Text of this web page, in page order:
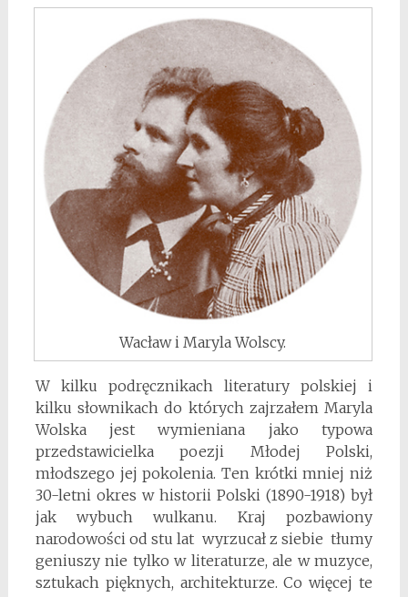
Wacław i Maryla Wolscy.
W kilku podręcznikach literatury polskiej i
kilku słownikach do których zajrzałem Maryla
Wolska jest wymieniana jako typowa
przedstawicielka poezji Młodej Polski,
młodszego jej pokolenia. Ten krótki mniej niż
30-letni okres w historii Polski (1890-1918) był
jak wybuch wulkanu. Kraj pozbawiony
narodowości od stu lat wyrzucał z siebie tłumy
geniuszy nie tylko w literaturze, ale w muzyce,
sztukach pięknych, architekturze. Co więcej te